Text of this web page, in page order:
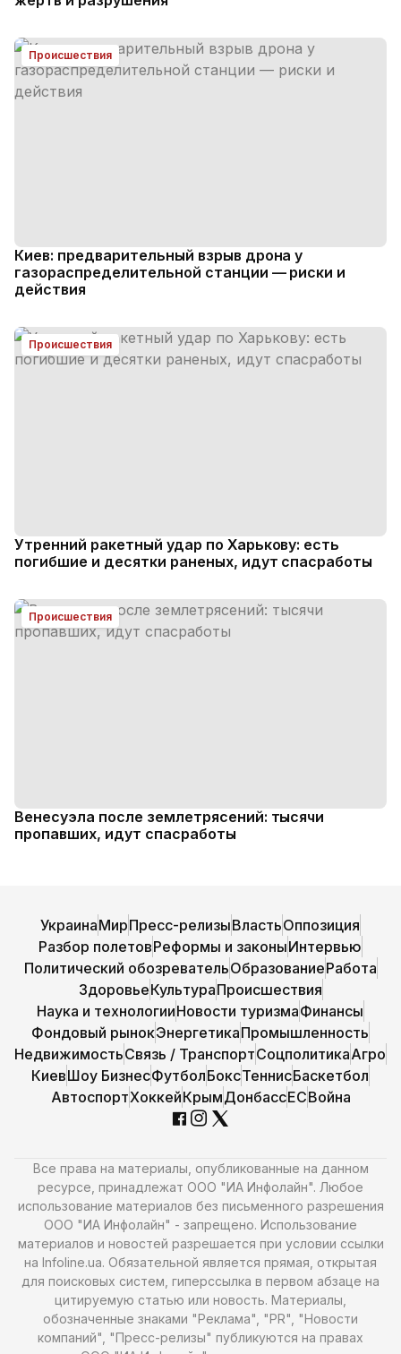
Происшествия
Киев: предварительный взрыв дрона у
газораспределительной станции — риски и
действия
Происшествия
Утренний ракетный удар по Харькову: есть
погибшие и десятки раненых, идут спасработы
Происшествия
Венесуэла после землетрясений: тысячи
пропавших, идут спасработы
УкраинаМирПресс-релизыВластьОппозиция
Разбор полетовРеформы и законыИнтервью
Политический обозревательОбразованиеРабота
ЗдоровьеКультураПроисшествия
Наука и технологииНовости туризмаФинансы
Фондовый рынокЭнергетикаПромышленность
НедвижимостьСвязь / ТранспортСоцполитикаАгро
КиевШоу БизнесФутболБоксТеннисБаскетбол
АвтоспортХоккейКрымДонбассЕСВойна
Все права на материалы, опубликованные на данном
ресурсе, принадлежат ООО "ИА Инфолайн". Любое
использование материалов без письменного разрешения
ООО "ИА Инфолайн" - запрещено. Использование
материалов и новостей разрешается при условии ссылки
на Infoline.ua. Обязательной является прямая, открытая
для поисковых систем, гиперссылка в первом абзаце на
цитируемую статью или новость. Материалы,
обозначенные знаками "Реклама", "PR", "Новости
компаний", "Пресс-релизы" публикуются на правах